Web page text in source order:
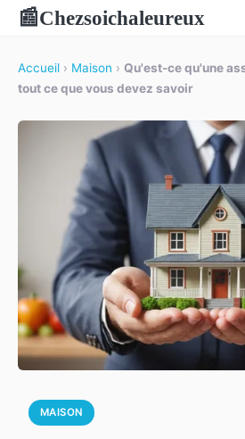
📰Chezsoichaleureux
Accueil › Maison › Qu'est-ce qu'une
tout ce que vous devez savoir
MAISON